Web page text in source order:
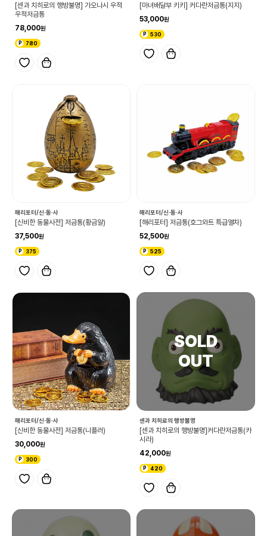
[센과 치히로의 행방불명] 가오나시 우적
우적저금통
78,000
780
[마녀배달부 키키] 커다란저금통(지지)
53,000
530
해리포터/신·동·사
[신비한 동물사전] 저금통(황금알)
37,500
375
해리포터/신·동·사
[해리포터] 저금통(호그와트 특급열차)
52,500
525
해리포터/신·동·사
[신비한 동물사전] 저금통(니플러)
30,000
300
센과 치히로의 행방불명
[센과 치히로의 행방불명]커다란저금통(카
시라)
42,000
420